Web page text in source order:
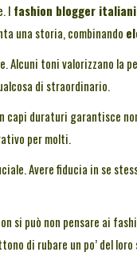
I fashion blogger italiani
una storia, combinando
Alcuni toni valorizzano la
di straordinario.
capi duraturi garantisce
per molti.
Avere fiducia in se
si può non pensare ai
di rubare un po’ del